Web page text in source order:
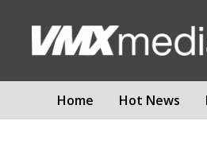
Home Hot News